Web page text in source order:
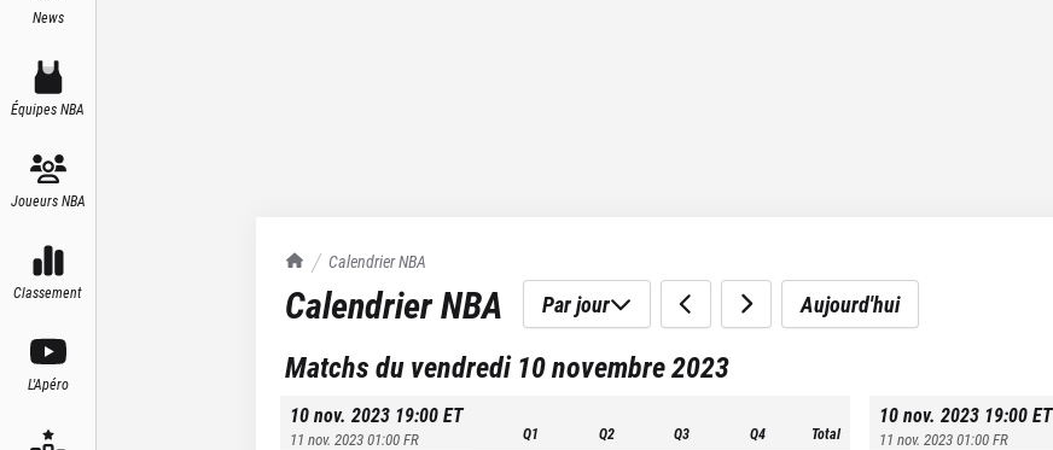
News
Équipes NBA
Joueurs NBA
Classement
L'Apéro
TrashTalk Actu NBA
Calendrier NBA
Calendrier NBA Par jour Aujourd'hui
Matchs du vendredi 10 novembre 2023
10 nov. 2023 19:00ET
11 nov. 2023 01:00FR Q1 Q2 Q3 Q4 Total
10 nov. 2023 19:00ET
11 nov. 2023 01:00FR